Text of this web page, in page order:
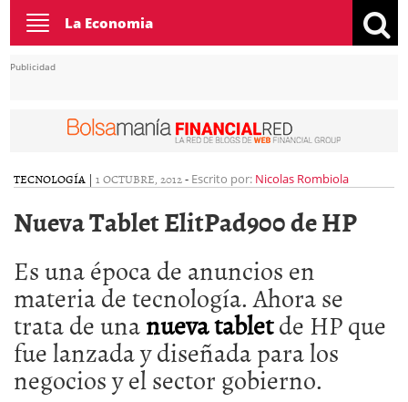
Toggle
navigation
La Economia
Publicidad
TECNOLOGÍA | 1 OCTUBRE, 2012- Escrito por: Nicolas Rombiola
Nueva Tablet ElitPad900 de HP
Es una época de anuncios en
materia de tecnología. Ahora se
trata de unanueva tabletde HP que
fue lanzada y diseñada para los
negocios y el sector gobierno.